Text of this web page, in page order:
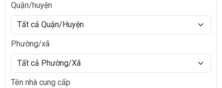
Quận/huyện
Phường/xã
Tên nhà cung cấp